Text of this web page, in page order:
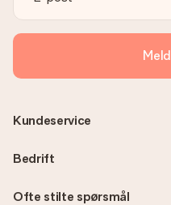
Ofte stilte spørsmål
Kundeservice
Bedrift